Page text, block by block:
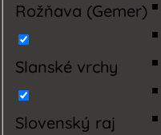
Rožňava (Gemer)
Slanské vrchy
Slovenský raj